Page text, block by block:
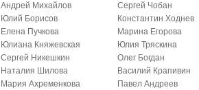
Андрей Михайлов
Юлий Борисов
Елена Пучкова
Юлиана Княжевская
Сергей Никешкин
Наталия Шилова
Мария Ахременкова
Сергей Чобан
Константин Ходнев
Марина Егорова
Юлия Тряскина
Олег Богдан
Василий Крапивин
Павел Андреев